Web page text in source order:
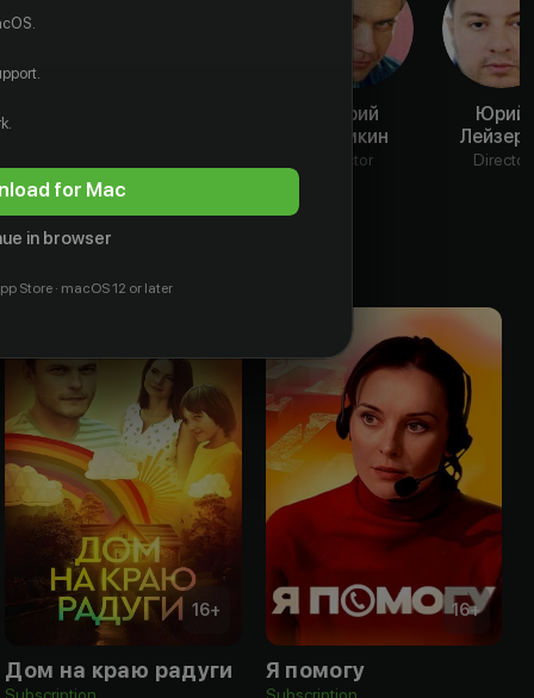
Юрий
Пимкин
Actor
Юрий
Director
16+
Дом на краю радуги
16+
Я помогу
for Mac
in browser
Store · macOS 12 or later